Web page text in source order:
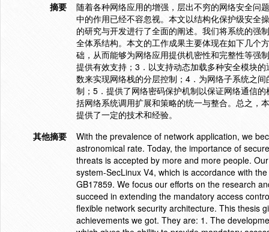
摘要
随着各种网络应用的增强，层出不穷的网络安全问
中的作用已经不容忽视。本文以结构化保护级安全
的研究与开发进行了全面的阐述。我们将系统的强
全体系结构。本文的工作成果主要体现在如下几个
础，从而能够为网络应用提供机密性和完整性等强
提供有效支持；3．以支持动态加载多种安全模块
数来实现网络栈的分层控制；4．为网络子系统之
制；5．提供了网络密码保护机制以保证网络通信
括网络系统调用扩展和策略的统一与整合。总之，
提供了一定的技术和经验。
其他摘要
With the prevalence of network application, we
astronomical rate. Today, the importance of
threats is accepted by more and more people.
system-SecLinux V4, which is accordance with
GB17859. We focus our efforts on the research
succeed in extending the mandatory access
flexible network security architecture. This thesis
achievements we got. They are: 1. The